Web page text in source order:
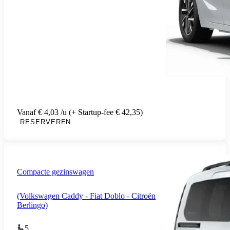
Vanaf € 4,03 /u (+ Startup-fee € 42,35)
RESERVEREN
Compacte gezinswagen
(Volkswagen Caddy - Fiat Doblo - Citroën
Berlingo)
5